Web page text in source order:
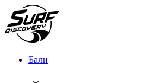
Бали